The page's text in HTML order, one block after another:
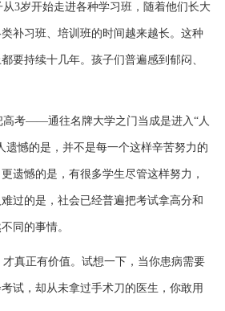
从3岁开始走进各种学习 班，随着他们长大
类补习 班、培训 班的时间 越来越长。 这种
要持续十几年。孩子们普遍感到郁闷 、
高考——通往名牌大学之 门 当成是进入“人
遗憾的是，并不是每一个这样辛苦努力的
遗憾的是，有很多学生尽管这样努力，
难过的是，社会已经普遍把考试拿高分和
同的事情。
真正有价值。 试想一下，当你患病需要
试 ，却从未拿过手术刀的医生，你敢用